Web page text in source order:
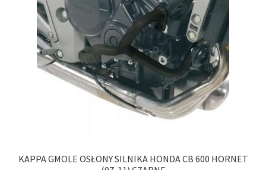
KAPPA GMOLE OSŁONY SILNIKA HONDA CB 600 HORNET